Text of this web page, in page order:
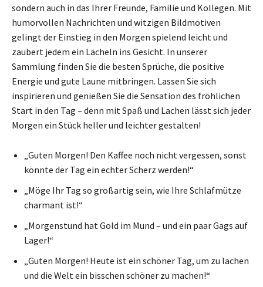
sondern auch in das Ihrer Freunde, Familie und Kollegen. Mit
humorvollen Nachrichten und witzigen Bildmotiven
gelingt der Einstieg in den Morgen spielend leicht und
zaubert jedem ein Lächeln ins Gesicht. In unserer
Sammlung finden Sie die besten Sprüche, die positive
Energie und gute Laune mitbringen. Lassen Sie sich
inspirieren und genießen Sie die Sensation des fröhlichen
Start in den Tag – denn mit Spaß und Lachen lässt sich jeder
Morgen ein Stück heller und leichter gestalten!
„Guten Morgen! Den Kaffee noch nicht vergessen, sonst
könnte der Tag ein echter Scherz werden!“
„Möge Ihr Tag so großartig sein, wie Ihre Schlafmütze
charmant ist!“
„Morgenstund hat Gold im Mund – und ein paar Gags auf
Lager!“
„Guten Morgen! Heute ist ein schöner Tag, um zu lachen
und die Welt ein bisschen schöner zu machen!“